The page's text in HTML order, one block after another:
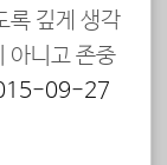
록 깊게 생각
아니고 존중
09-27